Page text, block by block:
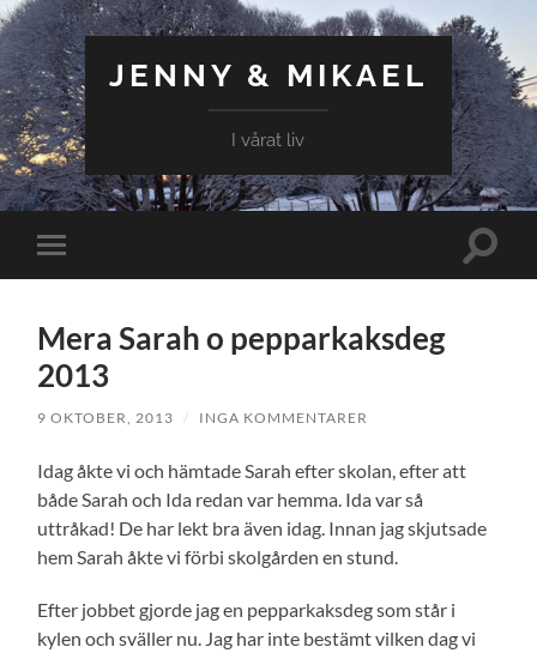
JENNY & MIKAEL
I vårat liv
Slå
på/av
Slå
Mera Sarah o pepparkaksdeg
2013
9 OKTOBER, 2013 / INGA KOMMENTARER
Idag åkte vi och hämtade Sarah efter skolan, efter att
både Sarah och Ida redan var hemma. Ida var så
uttråkad! De har lekt bra även idag. Innan jag skjutsade
hem Sarah åkte vi förbi skolgården en stund.
Efter jobbet gjorde jag en pepparkaksdeg som står i
kylen och sväller nu. Jag har inte bestämt vilken dag vi